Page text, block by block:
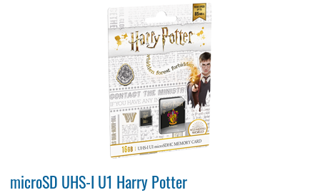
microSD UHS-I U1 Harry Potter